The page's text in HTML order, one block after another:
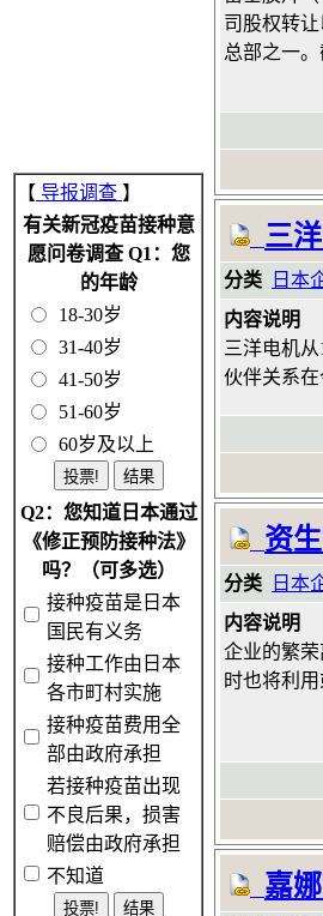
【 导报调查 】
有关新冠疫苗接种意
愿问卷调查 Q1：您
的年龄
18-30岁
31-40岁
41-50岁
51-60岁
60岁及以上
Q2：您知道日本通过
《修正预防接种法》
吗？（可多选）
接种疫苗是日本
国民有义务
接种工作由日本
各市町村实施
接种疫苗费用全
部由政府承担
若接种疫苗出现
不良后果，损害
赔偿由政府承担
不知道
司股权转
总部之一
三
分类
日本
内容说明
三洋电机
伙伴关系在
资
分类
日本
内容说明
企业的繁
时也将利
嘉